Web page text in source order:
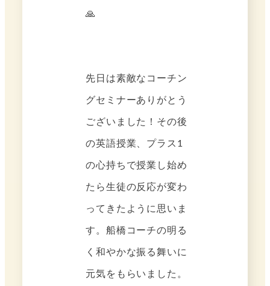
🙏
先日は素敵なコーチン
グセミナーありがとう
ございました！その後
の英語授業、プラス1
の心持ちで授業し始め
たら生徒の反応が変わ
ってきたように思いま
す。船橋コーチの明る
く和やかな振る舞いに
元気をもらいました。